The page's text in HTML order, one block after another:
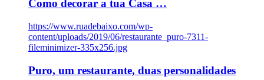
Como decorar a tua Casa …
https://www.ruadebaixo.com/wp-
content/uploads/2019/06/restaurante_puro-7311-
fileminimizer-335x256.jpg
Puro, um restaurante, duas personalidades